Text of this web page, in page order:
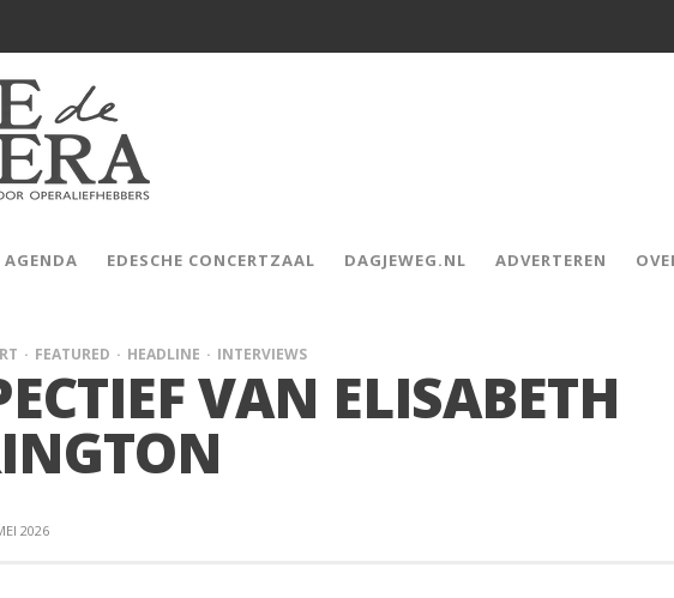
AGENDA EDESCHE CONCERTZAAL DAGJEWEG.NL ADVERTEREN
FEATURED HEADLINE INTERVIEWS
VAN ELISABETH
2026